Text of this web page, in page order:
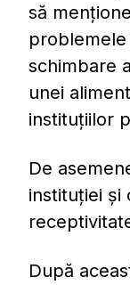
să
schimbare
unei
instituţiilor
De
instituţiei şi
După